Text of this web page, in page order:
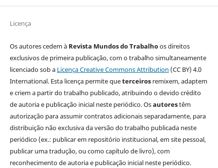
Licença
Os autores cedem à Revista Mundos do Trabalhoos direitos
exclusivos de primeira publicação, com o trabalho simultaneamente
licenciado sob a Licença Creative Commons Attribution (CC BY) 4.0
International. Esta licença permite queterceirosremixem, adaptem
e criem a partir do trabalho publicado, atribuindo o devido crédito
de autoria e publicação inicial neste periódico. Osautorestêm
autorização para assumir contratos adicionais separadamente, para
distribuição não exclusiva da versão do trabalho publicada neste
periódico (ex.: publicar em repositório institucional, em site pessoal,
publicar uma tradução, ou como capítulo de livro), com
reconhecimento de autoria e publicação inicial neste periódico.